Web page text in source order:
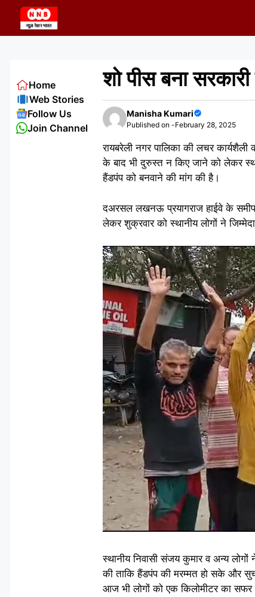
content
शो पीस बना
Manisha Kumari
Published on -February 28, 2025
रायबरेली नगर पालिका की लचर
के बाद भी दुरुस्त न किए जाने को लेकर
हैंडपंप को बनवाने की मांग की है।
दअरसल लखनऊ प्रयागराज हाईवे के समीप
लेकर शुक्रवार को स्थानीय लोगों ने
स्थानीय निवासी संजय कुमार व अन्य
की ताकि हैंडपंप की मरम्मत हो सके और
आज भी लोगों को एक किलोमीटर का
Home
Web Stories
Follow Us
Join Channel